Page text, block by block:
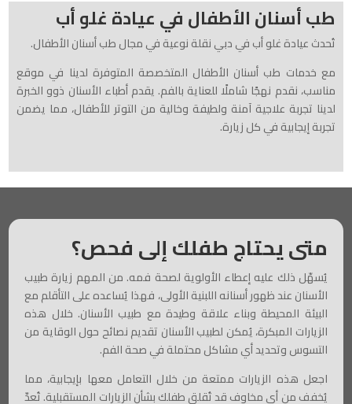
طب أسنان الأطفال في عيادة غلو أب
تُحدث عيادة غلو أب في دبي نقلة نوعية في مجال طب أسنان الأطفال.
مع خدمات طب أسنان الأطفال المتخصصة المتوفرة لدينا في موقع
مناسب، نقدم نهجًا شاملًا للعناية بالفم. يقدم أطباء الأسنان ذوو الخبرة
لدينا تجربة علاجية آمنة ولطيفة وخالية من التوتر للأطفال، مما يضمن
تجربة إيجابية في كل زيارة.
متى يحتاج طفلك إلى فحص؟
يُسهّل ذلك عليه إعطاء الأولوية لصحة فمه. من المهم زيارة طبيب
الأسنان عند ظهور أسنانه اللبنية الأولى، فهذا يُساعده على التأقلم مع
البيئة المحيطة وبناء علاقة وطيدة مع طبيب الأسنان. خلال هذه
الزيارات المبكرة، يُمكن لطبيب الأسنان تقديم نصائح حول الوقاية من
التسوس وتحديد أي مشاكل محتملة في صحة الفم.
اجعل هذه الزيارات ممتعة من خلال التعامل معها بإيجابية، مما
يُخفف من أي مخاوف قد تُقلق طفلك بشأن الزيارات المستقبلية. تُعدّ